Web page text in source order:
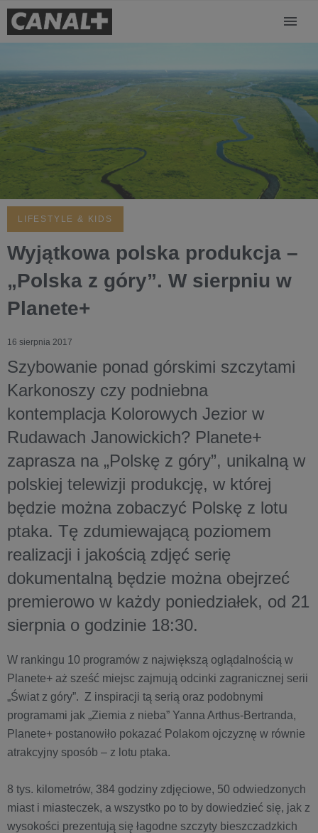
LIFESTYLE & KIDS
Wyjątkowa polska produkcja –
„Polska z góry”. W sierpniu w
Planete+
16 sierpnia 2017
Szybowanie ponad górskimi szczytami
Karkonoszy czy podniebna
kontemplacja Kolorowych Jezior w
Rudawach Janowickich? Planete+
zaprasza na „Polskę z góry”, unikalną w
polskiej telewizji produkcję, w której
będzie można zobaczyć Polskę z lotu
ptaka. Tę zdumiewającą poziomem
realizacji i jakością zdjęć serię
dokumentalną będzie można obejrzeć
premierowo w każdy poniedziałek, od 21
sierpnia o godzinie 18:30.
W rankingu 10 programów z największą oglądalnością w
Planete+ aż sześć miejsc zajmują odcinki zagranicznej serii
„Świat z góry”. Z inspiracji tą serią oraz podobnymi
programami jak „Ziemia z nieba” Yanna Arthus-Bertranda,
Planete+ postanowiło pokazać Polakom ojczyznę w równie
atrakcyjny sposób – z lotu ptaka.
8 tys. kilometrów, 384 godziny zdjęciowe, 50 odwiedzonych
miast i miasteczek, a wszystko po to by dowiedzieć się, jak z
wysokości prezentują się łagodne szczyty bieszczadzkich